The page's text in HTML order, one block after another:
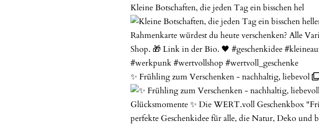
Kleine Botschaften, die jeden Tag ein bisschen hel
✨️ Frühling zum Verschenken - nachhaltig, liebevol